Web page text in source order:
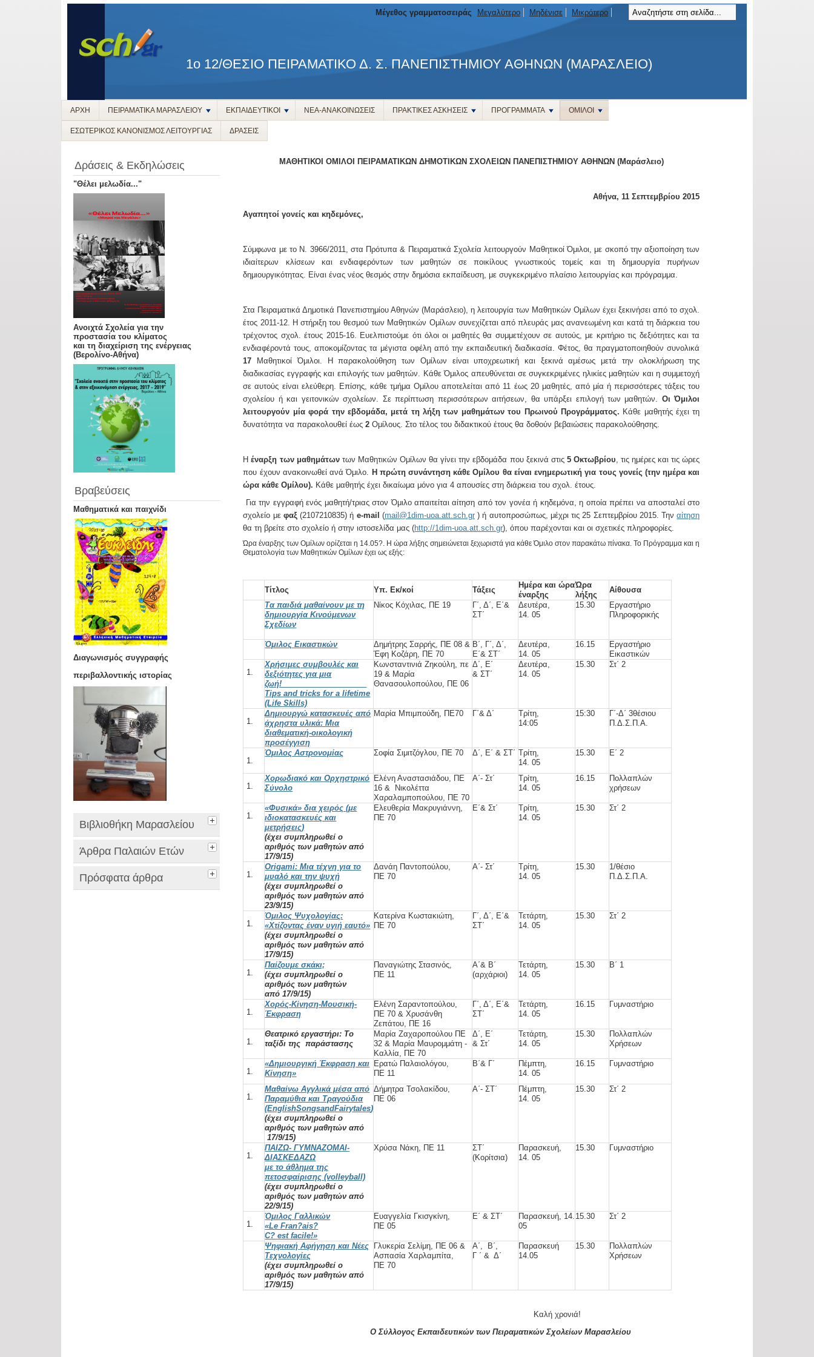
1ο 12/ΘΕΣΙΟ ΠΕΙΡΑΜΑΤΙΚΟ Δ. Σ. ΠΑΝΕΠΙΣΤΗΜΙΟΥ ΑΘΗΝΩΝ (ΜΑΡΑΣΛΕΙΟ)
ΑΡΧΗ ΠΕΙΡΑΜΑΤΙΚΑ ΜΑΡΑΣΛΕΙΟΥ ΕΚΠΑΙΔΕΥΤΙΚΟΙ ΝΕΑ-ΑΝΑΚΟΙΝΩΣΕΙΣ ΠΡΑΚΤΙΚΕΣ ΑΣΚΗΣΕΙΣ ΠΡΟΓΡΑΜΜΑΤΑ ΟΜΙΛΟΙ
ΕΣΩΤΕΡΙΚΟΣ ΚΑΝΟΝΙΣΜΟΣ ΛΕΙΤΟΥΡΓΙΑΣ ΔΡΑΣΕΙΣ
Μέγεθος γραμματοσειράς Μεγαλύτερο Μηδένισε Μικρότερο
Δράσεις & Εκδηλώσεις
"Θέλει μελωδία..."
Ανοιχτά Σχολεία για την
προστασία του κλίματος
και τη διαχείριση της ενέργειας
(Βερολίνο-Αθήνα)
Βραβεύσεις
Μαθηματικά και παιχνίδι
Διαγωνισμός συγγραφής
περιβαλλοντικής ιστορίας
Βιβλιοθήκη Μαρασλείου
Άρθρα Παλαιών Ετών
Πρόσφατα άρθρα
ΜΑΘΗΤΙΚΟΙ ΟΜΙΛΟΙ ΠΕΙΡΑΜΑΤΙΚΩΝ ΔΗΜΟΤΙΚΩΝ ΣΧΟΛΕΙΩΝ ΠΑΝΕΠΙΣΤΗΜΙΟΥ ΑΘΗΝΩΝ (Μαράσλειο)
Αθήνα, 11 Σεπτεμβρίου 2015
Αγαπητοί γονείς και κηδεμόνες,
Σύμφωνα με το N. 3966/2011, στα Πρότυπα & Πειραματικά Σχολεία λειτουργούν Μαθητικοί Όμιλοι, με σκοπό την αξιοποίηση των
ιδιαίτερων κλίσεων και ενδιαφερόντων των μαθητών σε ποικίλους γνωστικούς τομείς και τη δημιουργία πυρήνων
δημιουργικότητας. Είναι ένας νέος θεσμός στην δημόσια εκπαίδευση, με συγκεκριμένο πλαίσιο λειτουργίας και πρόγραμμα.
Στα Πειραματικά Δημοτικά Πανεπιστημίου Αθηνών (Μαράσλειο), η λειτουργία των Μαθητικών Ομίλων έχει ξεκινήσει από το σχολ.
έτος 2011-12. Η στήριξη του θεσμού των Μαθητικών Ομίλων συνεχίζεται από πλευράς μας ανανεωμένη και κατά τη διάρκεια του
τρέχοντος σχολ. έτους 2015-16. Ευελπιστούμε ότι όλοι οι μαθητές θα συμμετέχουν σε αυτούς, με κριτήριο τις δεξιότητες και τα
ενδιαφέροντά τους, αποκομίζοντας τα μέγιστα οφέλη από την εκπαιδευτική διαδικασία. Φέτος, θα πραγματοποιηθούν συνολικά
17 Μαθητικοί Όμιλοι. Η παρακολούθηση των Ομίλων είναι υποχρεωτική και ξεκινά αμέσως μετά την ολοκλήρωση της
διαδικασίας εγγραφής και επιλογής των μαθητών. Κάθε Όμιλος απευθύνεται σε συγκεκριμένες ηλικίες μαθητών και η συμμετοχή
σε αυτούς είναι ελεύθερη. Επίσης, κάθε τμήμα Ομίλου αποτελείται από 11 έως 20 μαθητές, από μία ή περισσότερες τάξεις του
σχολείου ή και γειτονικών σχολείων. Σε περίπτωση περισσότερων αιτήσεων, θα υπάρξει επιλογή των μαθητών. Οι Όμιλοι
λειτουργούν μία φορά την εβδομάδα, μετά τη λήξη των μαθημάτων του Πρωινού Προγράμματος. Κάθε μαθητής έχει τη
δυνατότητα να παρακολουθεί έως2Ομίλους. Στο τέλος του διδακτικού έτους θα δοθούν βεβαιώσεις παρακολούθησης.
Ηέναρξη των μαθημάτωντων Μαθητικών Ομίλων θα γίνει την εβδομάδα που ξεκινά στις 5 Οκτωβρίου, τις ημέρες και τις ώρες
που έχουν ανακοινωθεί ανά Όμιλο. Η πρώτη συνάντηση κάθε Ομίλου θα είναι ενημερωτική για τους γονείς (την ημέρα και
ώρα κάθε Ομίλου). Κάθε μαθητής έχει δικαίωμα μόνο για 4 απουσίες στη διάρκεια του σχολ. έτους.
Για την εγγραφή ενός μαθητή/τριας στον Όμιλο απαιτείται αίτηση από τον γονέα ή κηδεμόνα, η οποία πρέπει να αποσταλεί στο
σχολείο με φαξ(2107210835) ή e-mail (mail@1dim-uoa.att.sch.gr) ή αυτοπροσώπως, μέχρι τις 25 Σεπτεμβρίου 2015. Τηναίτηση
θα τη βρείτε στο σχολείο ή στην ιστοσελίδα μας (http://1dim-uoa.att.sch.gr), όπου παρέχονται και οι σχετικές πληροφορίες.
Ώρα έναρξης των Ομίλων ορίζεται η 14.05?. Η ώρα λήξης σημειώνεται ξεχωριστά για κάθε Όμιλο στον παρακάτω πίνακα. Το Πρόγραμμα και η
Θεματολογία των Μαθητικών Ομίλων έχει ως εξής:
Τίτλος Υπ. Εκ/κοί Τάξεις
Ημέρα και ώρα
έναρξης
Ώρα
λήξης
Αίθουσα
Τα παιδιά μαθαίνουν με τη
δημιουργία Κινούμενων
Σχεδίων
Νίκος Κόχιλας, ΠΕ 19
Γ΄, Δ΄, Ε΄&
ΣΤ΄
Δευτέρα,
14. 05
15.30
Εργαστήριο
Πληροφορικής
Όμιλος Εικαστικών
Δημήτρης Σαρρής, ΠΕ 08 &
Έφη Κοζάρη, ΠΕ 70
Β΄, Γ΄, Δ΄,
Ε΄& ΣΤ΄
Δευτέρα,
14. 05
16.15
Εργαστήριο
Εικαστικών
Χρήσιμες συμβουλές και
δεξιότητες για μια
ζωή!
Tips and tricks for a lifetime
(Life Skills)
Κωνσταντινιά Ζηκούλη, πε
19 & Μαρία
Θανασουλοπούλου, ΠΕ 06
Δ΄, Ε΄
& ΣΤ΄
Δευτέρα,
14. 05
15.30 Στ΄ 2
Δημιουργώ κατασκευές από
άχρηστα υλικά: Μια
διαθεματική-οικολογική
προσέγγιση
Μαρία Μπιμπούδη, ΠΕ70 Γ΄& Δ΄
Τρίτη,
14:05
15:30
Γ΄-Δ΄ 3θέσιου
Π.Δ.Σ.Π.Α.
Όμιλος Αστρονομίας Σοφία Σιμιτζόγλου, ΠΕ 70 Δ΄, Ε΄ & ΣΤ΄ Τρίτη,
14. 05
15.30 Ε΄ 2
Χορωδιακό και Ορχηστρικό
Σύνολο
Ελένη Αναστασιάδου, ΠΕ
16 & Νικολέττα
Χαραλαμποπούλου, ΠΕ 70
Α΄- Στ΄
Τρίτη,
14. 05
16.15
Πολλαπλών
χρήσεων
«Φυσικά» δια χειρός (με
ιδιοκατασκευές και
μετρήσεις)
(έχει συμπληρωθεί ο
αριθμός των μαθητών από
17/9/15)
Ελευθερία Μακρυγιάννη,
ΠΕ 70
Ε΄& Στ΄
Τρίτη,
14. 05
15.30 Στ΄ 2
Origami: Μια τέχνη για το
μυαλό και την ψυχή
(έχει συμπληρωθεί ο
αριθμός των μαθητών από
23/9/15)
Δανάη Παντοπούλου,
ΠΕ 70
Α΄- Στ΄
Τρίτη,
14. 05
15.30
1/θέσιο
Π.Δ.Σ.Π.Α.
Όμιλος Ψυχολογίας:
«Χτίζοντας έναν υγιή εαυτό»
(έχει συμπληρωθεί ο
αριθμός των μαθητών από
17/9/15)
Κατερίνα Κωστακιώτη,
ΠΕ 70
Γ΄, Δ΄, Ε΄&
ΣΤ΄
Τετάρτη,
14. 05
15.30 Στ΄ 2
Παίζουμε σκάκι;
(έχει συμπληρωθεί ο
αριθμός των μαθητών
από17/9/15)
Παναγιώτης Στασινός,
ΠΕ 11
Α΄& Β΄
(αρχάριοι)
Τετάρτη,
14. 05
15.30 Β΄ 1
Χορός-Κίνηση-Μουσική-
Έκφραση
Ελένη Σαραντοπούλου,
ΠΕ 70 & Χρυσάνθη
Ζεπάτου, ΠΕ 16
Γ΄, Δ΄, Ε΄&
ΣΤ΄
Τετάρτη,
14. 05
16.15 Γυμναστήριο
Θεατρικό εργαστήρι: Το
ταξίδι της παράστασης
Μαρία Ζαχαροπούλου ΠΕ
32 & Μαρία Μαυρομμάτη -
Καλλία, ΠΕ 70
Δ΄, Ε΄
& Στ΄
Τετάρτη,
14. 05
15.30
Πολλαπλών
Χρήσεων
«Δημιουργική Έκφραση και
Κίνηση»
Ερατώ Παλαιολόγου,
ΠΕ 11
Β΄& Γ΄
Πέμπτη,
14. 05
16.15 Γυμναστήριο
Μαθαίνω Αγγλικά μέσα από
Παραμύθια και Τραγούδια
(EnglishSongsandFairytales)
(έχει συμπληρωθεί ο
αριθμός των μαθητών από
17/9/15)
Δήμητρα Τσολακίδου,
ΠΕ 06
Α΄- ΣΤ΄
Πέμπτη,
14. 05
15.30 Στ΄ 2
ΠΑΙΖΩ- ΓΥΜΝΑΖΟΜΑΙ-
ΔΙΑΣΚΕΔΑΖΩ
με το άθλημα της
πετοσφαίρισης (volleyball)
(έχει συμπληρωθεί ο
αριθμός των μαθητών από
22/9/15)
Χρύσα Νάκη, ΠΕ 11
ΣΤ΄
(Κορίτσια)
Παρασκευή,
14. 05
15.30 Γυμναστήριο
Όμιλος Γαλλικών
«Le Fran?ais?
C? est facile!»
Ευαγγελία Γκισγκίνη,
ΠΕ 05
Ε΄ & ΣΤ΄
Παρασκευή, 14.
05
15.30 Στ΄ 2
Ψηφιακή Αφήγηση και Νέες
Τεχνολογίες
(έχει συμπληρωθεί ο
αριθμός των μαθητών από
17/9/15)
Γλυκερία Σελίμη, ΠΕ 06 &
Ασπασία Χαρλαμπίτα,
ΠΕ 70
Α΄, Β΄,
Γ ΄ & Δ΄
Παρασκευή
14.05
15.30
Πολλαπλών
Χρήσεων
Καλή χρονιά!
Ο Σύλλογος Εκπαιδευτικών των Πειραματικών Σχολείων Μαρασλείου